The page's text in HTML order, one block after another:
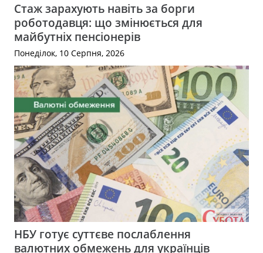
Стаж зарахують навіть за борги
роботодавця: що змінюється для
майбутніх пенсіонерів
Понеділок, 10 Серпня, 2026
НБУ готує суттєве послаблення
валютних обмежень для українців